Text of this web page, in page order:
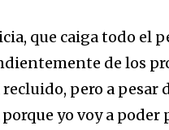
que caiga todo el
de los
pero a pesar
porque yo voy a